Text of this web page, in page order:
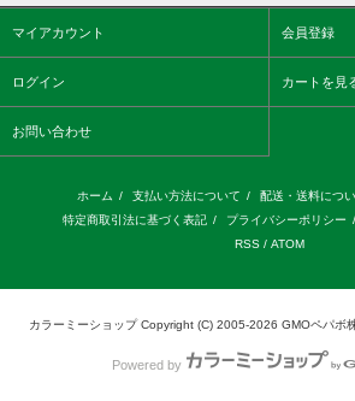
マイアカウント 会員登録
ログイン カートを見
お問い合わせ
ホーム / 支払い方法について / 配送・送料につ
特定商取引法に基づく表記 / プライバシーポリシー /
RSS / ATOM
カラーミーショップCopyright (C) 2005-2026 GMOペパボ
Powered by